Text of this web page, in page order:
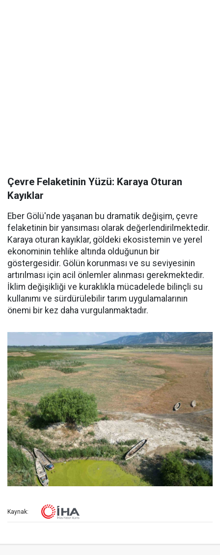
Çevre Felaketinin Yüzü: Karaya Oturan
Kayıklar
Eber Gölü'nde yaşanan bu dramatik değişim, çevre
felaketinin bir yansıması olarak değerlendirilmektedir.
Karaya oturan kayıklar, göldeki ekosistemin ve yerel
ekonominin tehlike altında olduğunun bir
göstergesidir. Gölün korunması ve su seviyesinin
artırılması için acil önlemler alınması gerekmektedir.
İklim değişikliği ve kuraklıkla mücadelede bilinçli su
kullanımı ve sürdürülebilir tarım uygulamalarının
önemi bir kez daha vurgulanmaktadır.
Kaynak: